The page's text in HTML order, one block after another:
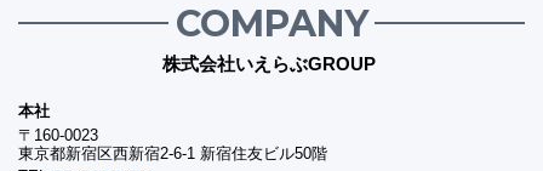
COMPANY
株式会社いえらぶGROUP
本社
〒160-0023
東京都新宿区西新宿2-6-1 新宿住友ビル50階